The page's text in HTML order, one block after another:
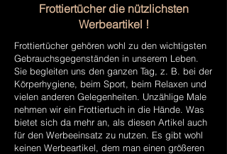
Frottiertücher die nützlichsten
Werbeartikel !
Frottiertücher gehören wohl zu den wichtigsten
Gebrauchsgegenständen in unserem Leben.
Sie begleiten uns den ganzen Tag, z. B. bei der
Körperhygiene, beim Sport, beim Relaxen und
vielen anderen Gelegenheiten. Unzählige Male
nehmen wir ein Frottiertuch in die Hände. Was
bietet sich da mehr an, als diesen Artikel auch
für den Werbeeinsatz zu nutzen. Es gibt wohl
keinen Werbeartikel, dem man einen größeren